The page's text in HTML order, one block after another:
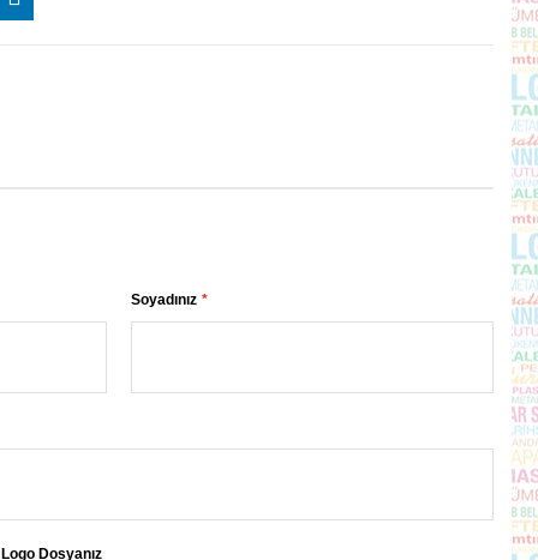
Soyadınız
Logo Dosyanız